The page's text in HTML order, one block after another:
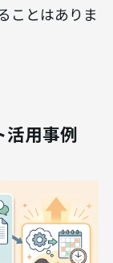
ことはありま
活用事例